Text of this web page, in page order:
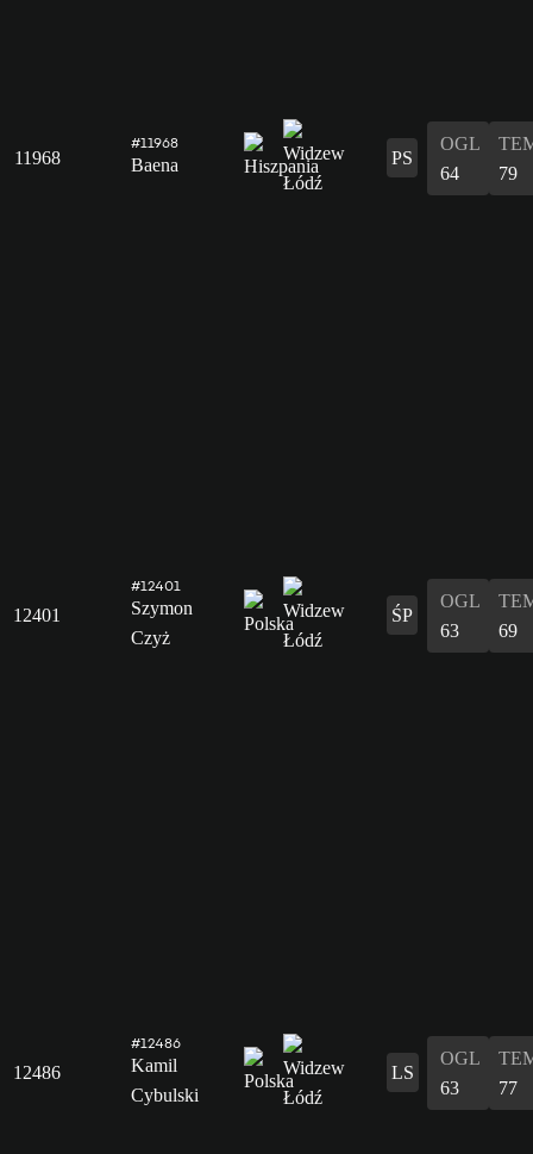
11968
#11968
Baena PS
OGL
64
79
12401
#12401
Szymon
Czyż
ŚP
OGL
63
69
12486
#12486
Kamil
Cybulski
LS
OGL
63
77